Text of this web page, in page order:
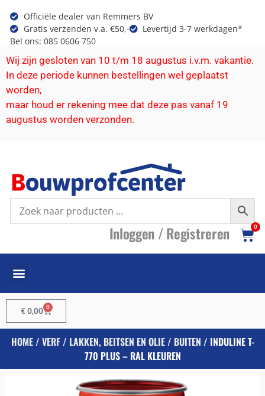
Officiële dealer van Remmers BV
Gratis verzenden v.a. €50,-
Levertijd 3-7 werkdagen*
Bel ons: 085 0606 750
Wij zijn gesloten van 10 t/m 18 augustus i.v.m. vakantie.
In deze periode kunnen bestellingen wel geplaatst
worden,
maar houd er rekening mee dat deze pas vanaf 19
augustus worden verzonden.
Inloggen /Registreren 0
€0,00 0
HOME/ VERF/ LAKKEN, BEITSEN EN OLIE/ BUITEN / INDULINE T-
770 PLUS – RAL KLEUREN